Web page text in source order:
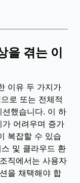
을 겪는 이
이유 두 가지가
로 또는 전체적
했습니다. 이 하
어려우며 증가
복잡할 수 있습
및 클라우드 환
직에서는 사용자
을 채택해야 합